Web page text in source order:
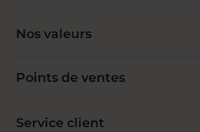
Nos valeurs
Points de ventes
Service client